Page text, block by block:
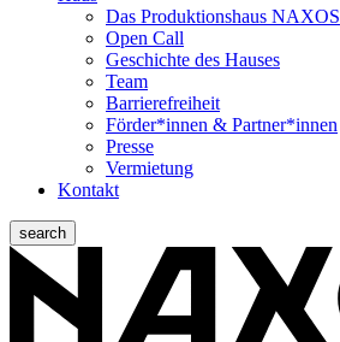
Das Produktionshaus NAXOS
Open Call
Geschichte des Hauses
Team
Barrierefreiheit
Förder*innen & Partner*innen
Presse
Vermietung
Kontakt
search